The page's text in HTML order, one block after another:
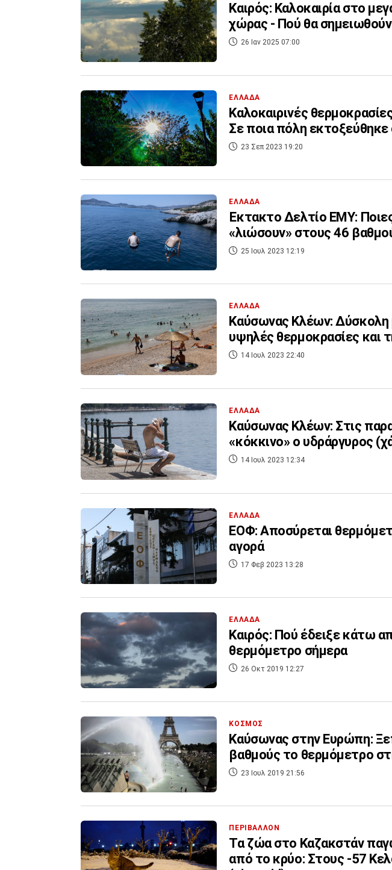
Καιρός: Καλοκαιρία στο
χώρας - Πού θα
26 Ιαν 2025 07:00
ΕΛΛΑΔΑ
Καλοκαιρινές
Σε ποια πόλη εκτοξεύθηκε
23 Σεπ 2023 19:20
ΕΛΛΑΔΑ
Έκτακτο Δελτίο ΕΜΥ:
«λιώσουν» στους 46
25 Ιουλ 2023 12:19
ΕΛΛΑΔΑ
Καύσωνας Κλέων:
υψηλές θερμοκρασίες και
14 Ιουλ 2023 22:40
ΕΛΛΑΔΑ
Καύσωνας Κλέων: Στις
«κόκκινο» ο υδράργυρος
14 Ιουλ 2023 12:34
ΕΛΛΑΔΑ
ΕΟΦ: Αποσύρεται
αγορά
17 Φεβ 2023 13:28
ΕΛΛΑΔΑ
Καιρός: Πού έδειξε κάτω
θερμόμετρο σήμερα
26 Οκτ 2019 12:27
ΚΟΣΜΟΣ
Καύσωνας στην Ευρώπη:
βαθμούς το θερμόμετρο
23 Ιουλ 2019 21:56
ΠΕΡΙΒΑΛΛΟΝ
Τα ζώα στο Καζακστάν
από το κρύο: Στους -57